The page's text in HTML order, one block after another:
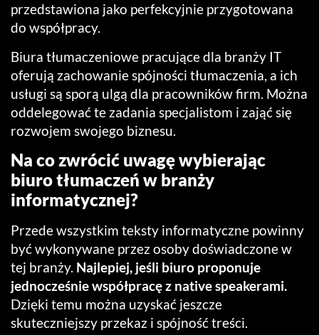
przedstawiona jako perfekcyjnie przygotowana
do współpracy.
Biura tłumaczeniowe pracujące dla branży IT
oferują zachowanie spójności tłumaczenia, a ich
usługi są sporą ulgą dla pracowników firm. Można
oddelegować te zadania specjalistom i zająć się
rozwojem swojego biznesu.
Na co zwrócić uwagę wybierając
biuro tłumaczeń w branży
informatycznej?
Przede wszystkim teksty informatyczne powinny
być wykonywane przez osoby doświadczone w
tej branży. Najlepiej, jeśli biuro proponuje
jednocześnie współpracę z native speakerami.
Dzięki temu można uzyskać jeszcze
skuteczniejszy przekaz i spójność treści.